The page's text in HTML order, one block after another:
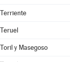
Terriente
Teruel
Toril y Masegoso